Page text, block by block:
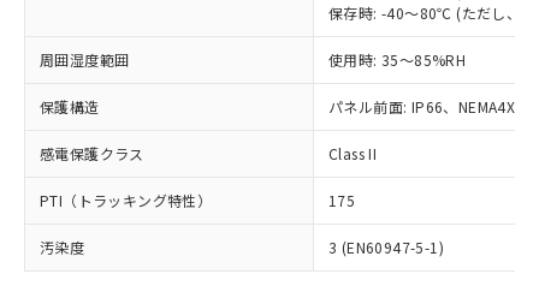
保存時: -40～80℃ (ただし、氷
周囲湿度範囲 使用時: 35～85%RH
保護構造 パネル前面: IP66、NEMA4X,
感電保護クラス Class II
PTI（トラッキング特性） 175
汚染度 3 (EN60947-5-1)
様のお取引先、またはお客様担当のオ
ムロン制御機器販売店・当社販売員に
オムロン制御機器販売店や当社販売拠
販売ネットワーク
」をご確認
在庫状況および標準価格結果を当社の
事前の承諾なく第三者に漏洩または開
示しないようお願いします。
マイパーツ機能（部品リスト作成サー
ビス）をご利用いただくには、I-Web
（DBP） 1000ppm以下、フタル酸ジイソブチル
但し、RoHS指令で産業用監視および制御機器に対する
適用除外項目は除く。
フタル酸エステル類の４物質については閾値を超える意
図的な使用がないことを確認しています。
部品在庫の切り替え状況などにより、予定
月が前後することがあります。
イソブチル) : 1000ppm、 BBP(フタル酸ブチルベンジ
DEHP(フタル酸ビス(2-エチルヘキシル)) : 1000ppm
「ｅ」：有害物質（10物質）のすべてが基
準値以下であることを示します。
「10」：通常の使用状況下において有害物
質が外部に漏えいし、環境に深刻な影響を
及ぼさない年数を意味します。
いよう必要な手段を講じます。
当社は貴社製品を、核兵器、ミサイ
ル、化学兵器、生物兵器またはその他
武器並びにこれらの製造装置等に一切
当社は、貴社製品を第三者に販売する
場合は、上記1、2および3の内容を当
該第三者に通知します。また当社は、
販売先および販売に係わる関係者が違
法に輸出するおそれがある場合は、取
り引きをいたしません。
一定数には満たないが在庫あり
在庫なし(最新の在庫状況につ
いては、お客様のお取引先、ま
たはお客様担当のオムロン制御
機器販売店・当社販売員にご確
受注生産機種、また在庫状況の
情報を公開していない機種